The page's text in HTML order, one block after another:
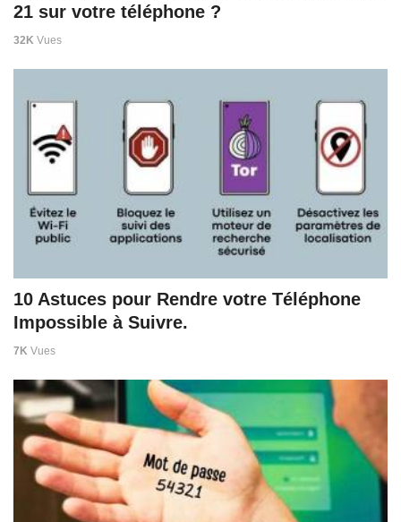
21 sur votre téléphone ?
32K Vues
10 Astuces pour Rendre votre Téléphone
Impossible à Suivre.
7K Vues